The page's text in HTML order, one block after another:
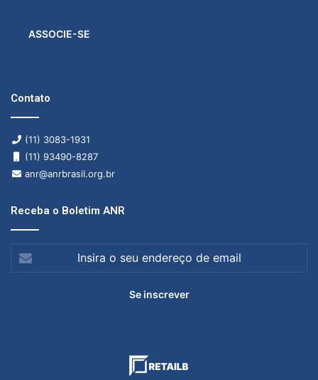
ASSOCIE-SE
Contato
(11) 3083-1931
(11) 93490-8287
anr@anrbrasil.org.br
Receba o Boletim ANR